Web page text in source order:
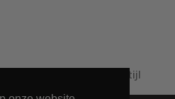
voor maritieme levensstijl